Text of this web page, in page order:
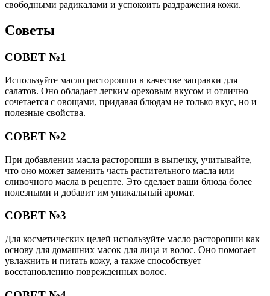
свободными радикалами и успокоить раздражения кожи.
Советы
СОВЕТ №1
Используйте масло расторопши в качестве заправки для
салатов. Оно обладает легким ореховым вкусом и отлично
сочетается с овощами, придавая блюдам не только вкус, но и
полезные свойства.
СОВЕТ №2
При добавлении масла расторопши в выпечку, учитывайте,
что оно может заменить часть растительного масла или
сливочного масла в рецепте. Это сделает ваши блюда более
полезными и добавит им уникальный аромат.
СОВЕТ №3
Для косметических целей используйте масло расторопши как
основу для домашних масок для лица и волос. Оно помогает
увлажнить и питать кожу, а также способствует
восстановлению поврежденных волос.